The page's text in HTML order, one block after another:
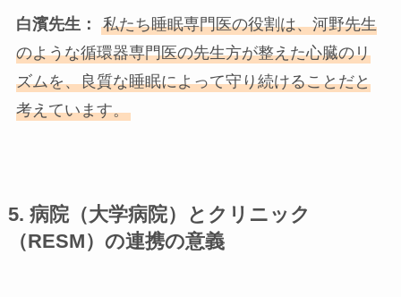
白濱先生：
私たち睡眠専門医の役割は、河野先生
のような循環器専門医の先生方が整えた心臓のリ
ズムを、良質な睡眠によって守り続けることだと
考えています。
5. 病院（大学病院）とクリニック
（RESM）の連携の意義